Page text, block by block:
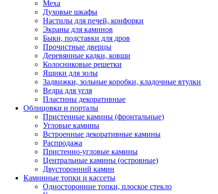
Меха
Духовые шкафы
Настилы для печей, конфорки
Экраны для каминов
Быки, подставки для дров
Прочистные дверцы
Деревянные кадки, ковши
Колосниковые решетки
Ящики для золы
Задвижки, зольные коробки, кладочные втулки
Ведра для угля
Пластины декоративные
Облицовки и порталы
Пристенные камины (фронтальные)
Угловые камины
Встроенные декоративные камины
Распродажа
Пристенно-угловые камины
Центральные камины (островные)
Двусторонний камин
Каминные топки и кассеты
Односторонние топки, плоское стекло